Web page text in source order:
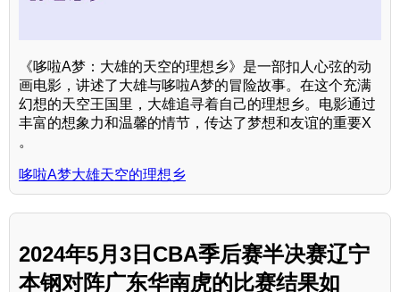
《哆啦A梦：大雄的天空的理想乡》是一部扣人心弦的动
画电影，讲述了大雄与哆啦A梦的冒险故事。在这个充满
幻想的天空王国里，大雄追寻着自己的理想乡。电影通过
丰富的想象力和温馨的情节，传达了梦想和友谊的重要X
。
哆啦A梦大雄天空的理想乡
2024年5月3日CBA季后赛半决赛辽宁
本钢对阵广东华南虎的比赛结果如